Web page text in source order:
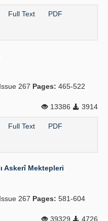
Full Text PDF
267 Pages: 465-522
13386
3914
Full Text PDF
Askerî Mektepleri
267 Pages: 581-604
39329
4726